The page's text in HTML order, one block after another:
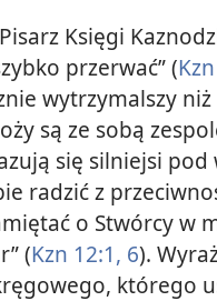
Pisarz Księgi
przerwać” (
wytrzymalszy
są ze sobą
się silniejsi
radzić z
o Stwórcy w
(Kzn 12:1, 6).
którego